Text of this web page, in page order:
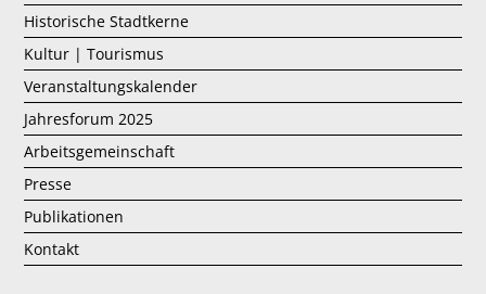
Historische Stadtkerne
Kultur | Tourismus
Veranstaltungskalender
Jahresforum 2025
Arbeitsgemeinschaft
Presse
Publikationen
Kontakt